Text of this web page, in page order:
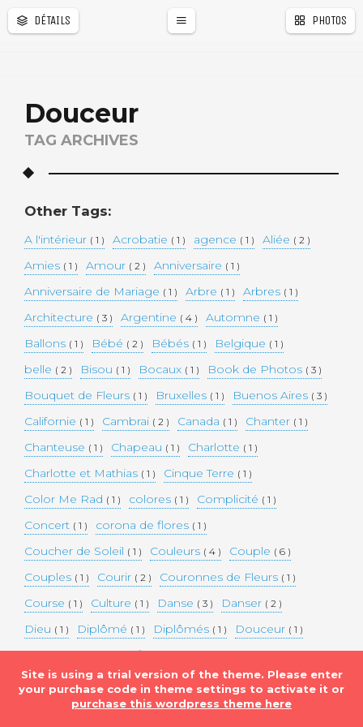
DÉTAILS PHOTOS
Douceur
TAG ARCHIVES
Other Tags:
A l'intérieur ( 1 ) Acrobatie ( 1 ) agence ( 1 ) Aliée ( 2 )
Amies ( 1 ) Amour ( 2 ) Anniversaire ( 1 )
Anniversaire de Mariage ( 1 ) Arbre ( 1 ) Arbres ( 1 )
Architecture ( 3 ) Argentine ( 4 ) Automne ( 1 )
Ballons ( 1 ) Bébé ( 2 ) Bébés ( 1 ) Belgique ( 1 )
belle ( 2 ) Bisou ( 1 ) Bocaux ( 1 ) Book de Photos ( 3 )
Bouquet de Fleurs ( 1 ) Bruxelles ( 1 ) Buenos Aires ( 3 )
Californie ( 1 ) Cambrai ( 2 ) Canada ( 1 ) Chanter ( 1 )
Chanteuse ( 1 ) Chapeau ( 1 ) Charlotte ( 1 )
Charlotte et Mathias ( 1 ) Cinque Terre ( 1 )
Color Me Rad ( 1 ) colores ( 1 ) Complicité ( 1 )
Concert ( 1 ) corona de flores ( 1 )
Coucher de Soleil ( 1 ) Couleurs ( 4 ) Couple ( 6 )
Couples ( 1 ) Courir ( 2 ) Couronnes de Fleurs ( 1 )
Course ( 1 ) Culture ( 1 ) Danse ( 3 ) Danser ( 2 )
Dieu ( 1 ) Diplômé ( 1 ) Diplômés ( 1 ) Douceur ( 1 )
Eaux bleues Edifice Historique Enceinte
Etats-unis ( 2 ) Evénement ( 3 ) Evénements( 3 )
Expérimentation( 1 ) Falaise( 1 ) Famille( 2 )
Site is using a trial version of the theme. Please enter
your purchase code in theme settings to activate it or
purchase this wordpress theme here